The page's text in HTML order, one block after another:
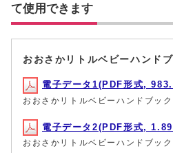
て使用できます
おおさかリトルベビーハンド
電子データ1(PDF形式,
おおさかリトルベビーハンドブッ
電子データ2(PDF形式,
おおさかリトルベビーハンドブッ